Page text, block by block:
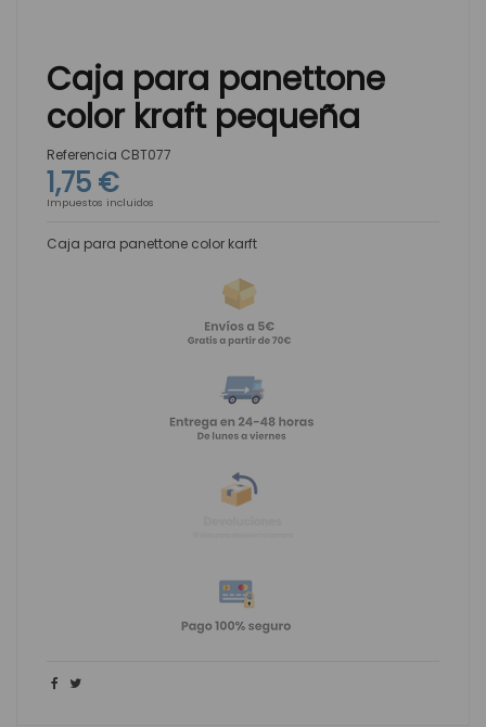
Caja para panettone
color kraft pequeña
Referencia CBT077
1,75 €
Impuestos incluidos
Caja para panettone color karft